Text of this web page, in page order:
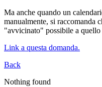
Ma anche quando un
manualmente, si raccomanda
"avvicinato" possibile a
Link a questa domanda.
Back
Nothing found